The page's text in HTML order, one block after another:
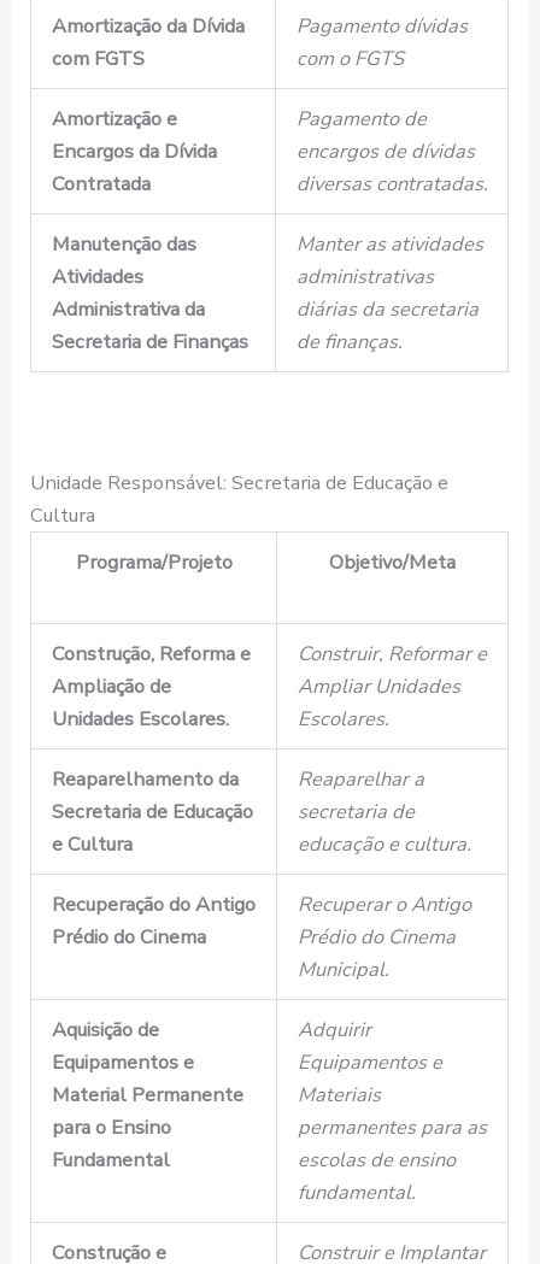
Amortização da Dívida
com FGTS
Pagamento dívidas
com o FGTS
Amortização e
Encargos da Dívida
Contratada
Pagamento de
encargos de dívidas
diversas contratadas.
Manutenção das
Atividades
Administrativa da
Secretaria de Finanças
Manter as atividades
administrativas
diárias da secretaria
de finanças.
Unidade Responsável: Secretaria de Educação e
Cultura
Programa/Projeto
Objetivo/Meta
Construção, Reforma e
Ampliação de
Unidades Escolares.
Construir, Reformar e
Ampliar Unidades
Escolares.
Reaparelhamento da
Secretaria de Educação
e Cultura
Reaparelhar a
secretaria de
educação e cultura.
Recuperação do Antigo
Prédio do Cinema
Recuperar o Antigo
Prédio do Cinema
Municipal.
Aquisição de
Equipamentos e
Material Permanente
para o Ensino
Fundamental
Adquirir
Equipamentos e
Materiais
permanentes para as
escolas de ensino
fundamental.
Construção e Construir e Implantar